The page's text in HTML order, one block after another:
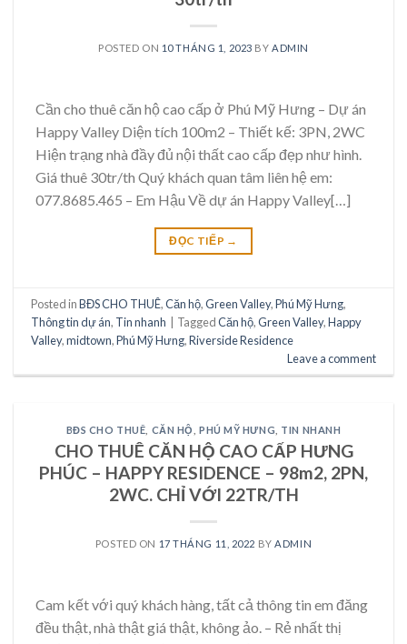
POSTED ON 10 THÁNG 1, 2023 BY ADMIN
Cần cho thuê căn hộ cao cấp ở Phú Mỹ Hưng – Dự án
Happy Valley Diện tích 100m2 – Thiết kế: 3PN, 2WC
Hiện trạng nhà đầy đủ nội thất cao cấp đẹp như hình.
Giá thuê 30tr/th Quý khách quan tâm liên hệ em:
077.8685.465 – Em Hậu Về dự án Happy Valley[…]
ĐỌC TIẾP →
Posted inBĐS CHO THUÊ,Căn hộ,Green Valley,Phú Mỹ Hưng,
Thông tin dự án, Tin nhanh TaggedCăn hộ,Green Valley,Happy
Valley,midtown,Phú Mỹ Hưng,Riverside Residence
Leave a comment
BĐS CHO THUÊ CĂN HỘ PHÚ MỸ HƯNG TIN NHANH
CHO THUÊ CĂN HỘ CAO CẤP HƯNG
PHÚC – HAPPY RESIDENCE – 98m2, 2PN,
2WC. CHỈ VỚI 22TR/TH
POSTED ON 17 THÁNG 11, 2022 BYADMIN
Cam kết với quý khách hàng, tất cả thông tin em đăng
đều thật, nhà thật giá thật, không ảo. – Rẻ nhất thị